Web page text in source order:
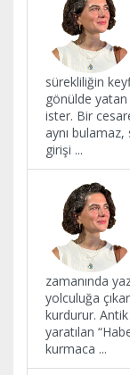
sürekliliğin
gönülde
ister. Bir
aynı bulamaz,
girişi ...
zamanında
yolculuğa
kurdurur.
yaratılan
kurmaca ...